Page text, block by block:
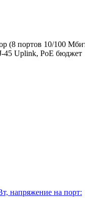
(8 портов 10/100
45 Uplink, PoE бюджет
напряжение на порт: